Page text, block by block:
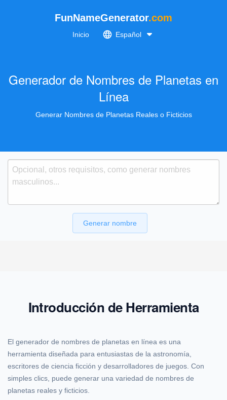
FunNameGenerator.com
Inicio Español
Generador de Nombres de Planetas en
Línea
Generar Nombres de Planetas Reales o Ficticios
Generar nombre
Introducción de Herramienta
El generador de nombres de planetas en línea es una
herramienta diseñada para entusiastas de la astronomía,
escritores de ciencia ficción y desarrolladores de juegos. Con
simples clics, puede generar una variedad de nombres de
planetas reales y ficticios.